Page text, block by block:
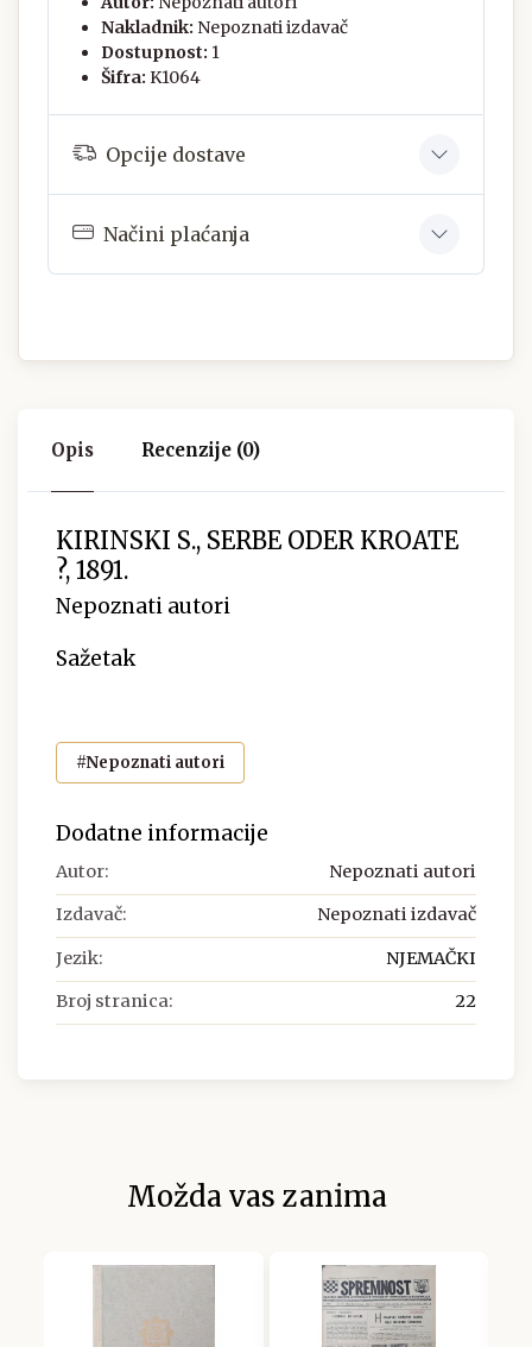
Nakladnik: Nepoznati izdavač
Dostupnost: 1
Šifra: K1064
Opcije dostave
Načini plaćanja
Opis Recenzije (0)
KIRINSKI S., SERBE ODER KROATE
?, 1891.
Nepoznati autori
Sažetak
#Nepoznati autori
Dodatne informacije
Autor: Nepoznati autori
Izdavač: Nepoznati izdavač
Jezik: NJEMAČKI
Broj stranica: 22
Možda vas zanima